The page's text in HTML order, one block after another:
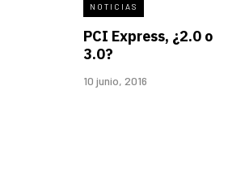
NOTICIAS
PCI Express, ¿2.0 o
3.0?
10 junio, 2016